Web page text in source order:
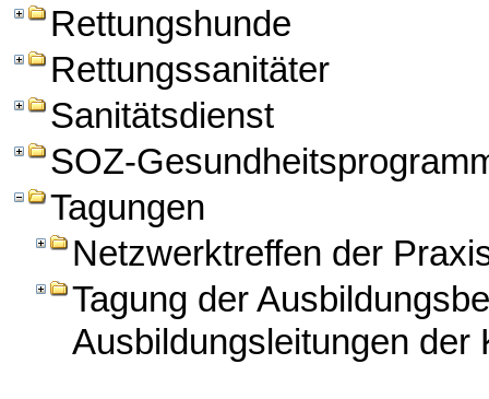
Rettungshunde
Rettungssanitäter
Sanitätsdienst
SOZ-
Tagungen
Netzwerktreffen der
Tagung der
Ausbildungsleitungen der